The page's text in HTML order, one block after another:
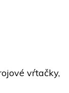
vŕtačky,